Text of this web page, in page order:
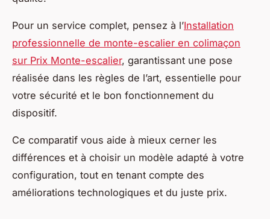
Pour un service complet, pensez à l’Installation
professionnelle de monte-escalier en colimaçon
sur Prix Monte-escalier, garantissant une pose
réalisée dans les règles de l’art, essentielle pour
votre sécurité et le bon fonctionnement du
dispositif.
Ce comparatif vous aide à mieux cerner les
différences et à choisir un modèle adapté à votre
configuration, tout en tenant compte des
améliorations technologiques et du juste prix.